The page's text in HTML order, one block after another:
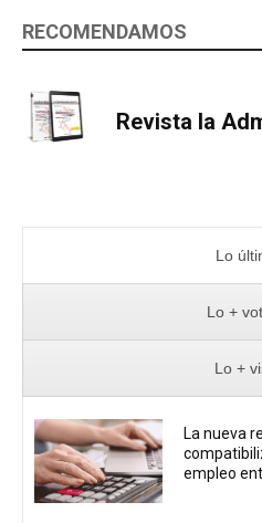
RECOMENDAMOS
Revista la
Lo
Lo +
Lo +
La nueva
empleo